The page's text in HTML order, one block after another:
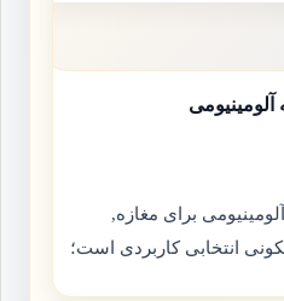
برای مغازه,
انتخابی کاربردی است؛